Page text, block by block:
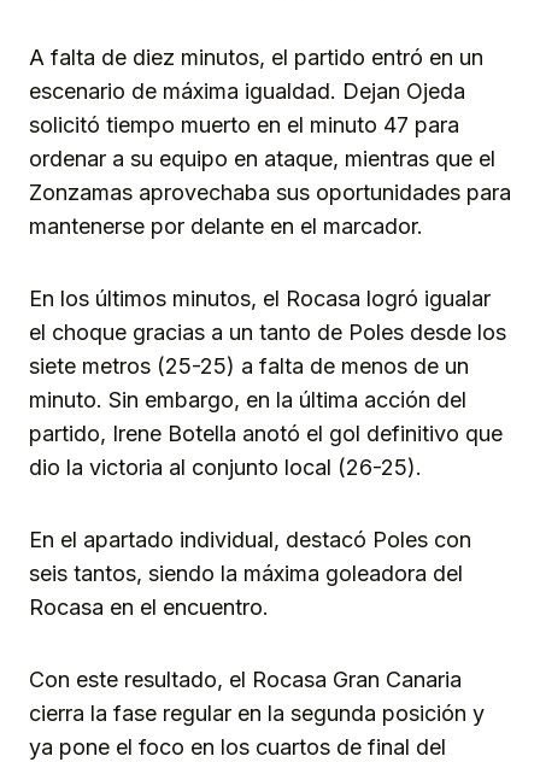
A falta de diez minutos, el partido entró en un
escenario de máxima igualdad. Dejan Ojeda
solicitó tiempo muerto en el minuto 47 para
ordenar a su equipo en ataque, mientras que el
Zonzamas aprovechaba sus oportunidades para
mantenerse por delante en el marcador.
En los últimos minutos, el Rocasa logró igualar
el choque gracias a un tanto de Poles desde los
siete metros (25-25) a falta de menos de un
minuto. Sin embargo, en la última acción del
partido, Irene Botella anotó el gol definitivo que
dio la victoria al conjunto local (26-25).
En el apartado individual, destacó Poles con
seis tantos, siendo la máxima goleadora del
Rocasa en el encuentro.
Con este resultado, el Rocasa Gran Canaria
cierra la fase regular en la segunda posición y
ya pone el foco en los cuartos de final del